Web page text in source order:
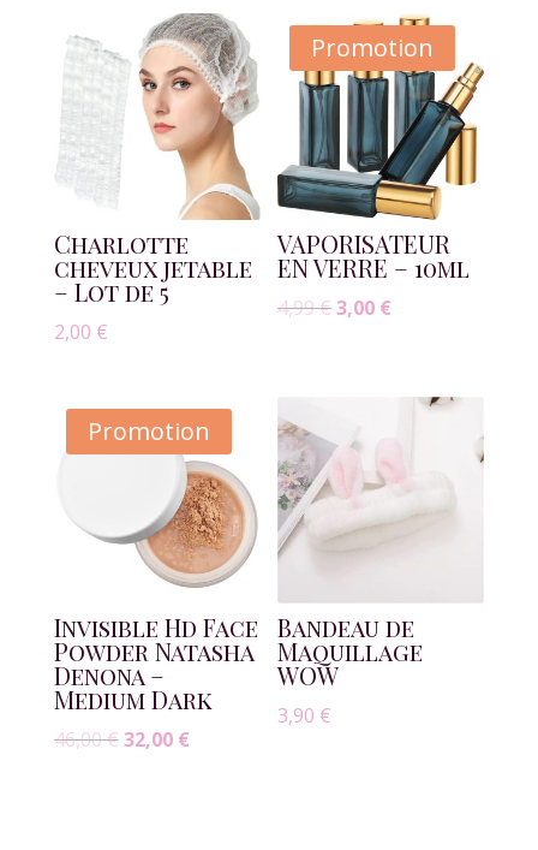
Charlotte
cheveux jetable
– Lot de 5
2,00 €
Promotion
VAPORISATEUR
EN VERRE – 10ml
4,99€3,00 €
Promotion
Invisible Hd Face
Powder Natasha
Denona –
Medium Dark
46,00€32,00 €
Bandeau de
Maquillage
WOW
3,90 €